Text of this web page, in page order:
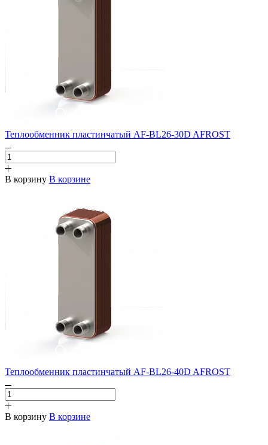
Теплообменник пластинчатый AF-BL26-30D AFROST
В корзину В корзине
Теплообменник пластинчатый AF-BL26-40D AFROST
В корзину В корзине